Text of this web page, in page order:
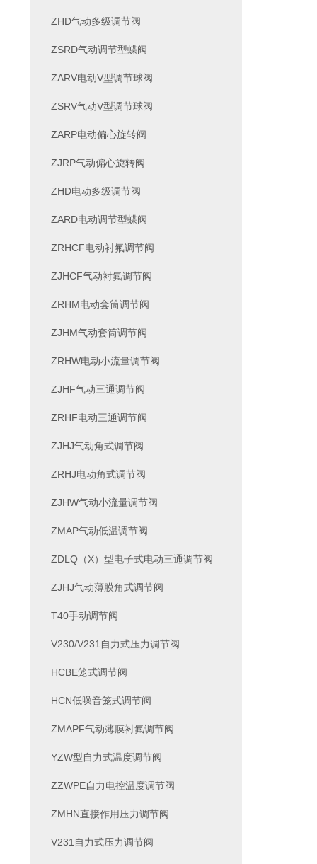
ZHD气动多级调节阀
ZSRD气动调节型蝶阀
ZARV电动V型调节球阀
ZSRV气动V型调节球阀
ZARP电动偏心旋转阀
ZJRP气动偏心旋转阀
ZHD电动多级调节阀
ZARD电动调节型蝶阀
ZRHCF电动衬氟调节阀
ZJHCF气动衬氟调节阀
ZRHM电动套筒调节阀
ZJHM气动套筒调节阀
ZRHW电动小流量调节阀
ZJHF气动三通调节阀
ZRHF电动三通调节阀
ZJHJ气动角式调节阀
ZRHJ电动角式调节阀
ZJHW气动小流量调节阀
ZMAP气动低温调节阀
ZDLQ（X）型电子式电动三通调节阀
ZJHJ气动薄膜角式调节阀
T40手动调节阀
V230/V231自力式压力调节阀
HCBE笼式调节阀
HCN低噪音笼式调节阀
ZMAPF气动薄膜衬氟调节阀
YZW型自力式温度调节阀
ZZWPE自力电控温度调节阀
ZMHN直接作用压力调节阀
V231自力式压力调节阀